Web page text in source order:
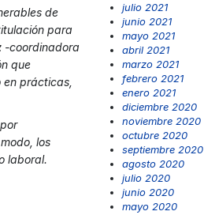
de
para
-coordinadora
que
prácticas,
los
laboral.
julio 2021
junio 2021
mayo 2021
abril 2021
marzo 2021
febrero 2021
enero 2021
diciembre 2020
noviembre 2020
octubre 2020
septiembre 2020
agosto 2020
julio 2020
junio 2020
mayo 2020